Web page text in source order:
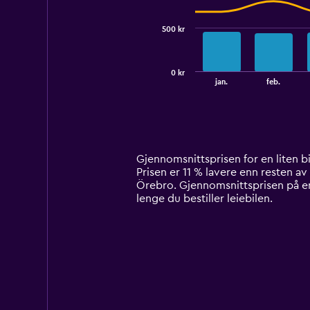
14
categories.
The
chart
jan. feb.
0 kr
500 kr
Gjennomsnittsprisen for en liten
Prisen er 11 % lavere enn resten
Örebro. Gjennomsnittsprisen på
lenge du bestiller leiebilen.